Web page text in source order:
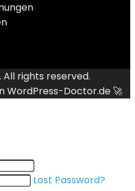
. All rights reserved.
WordPress-Doctor.de 🚀
Lost Password?